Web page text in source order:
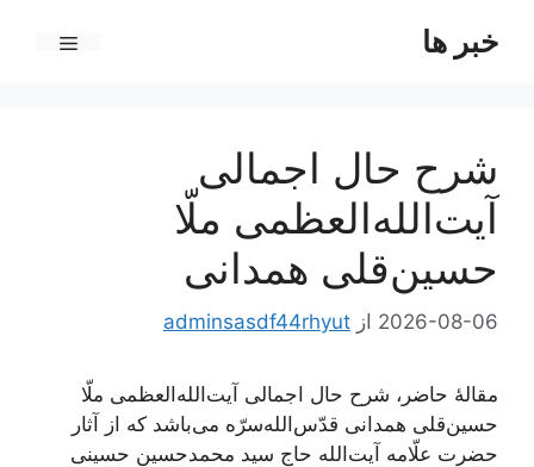
خبر ها
شرح حال اجمالی
آیت‌الله‌العظمی ملّا
حسین‌قلی همدانی
2026-08-06 از adminsasdf44rhyut
مقالۀ حاضر، شرح حال اجمالی آیت‌الله‌العظمی ملّا
حسین‌قلی همدانی قدّس‌الله‌سرّه می‌باشد که از آثار
حضرت علّامه آیت‌الله حاج سید محمدحسین حسینی